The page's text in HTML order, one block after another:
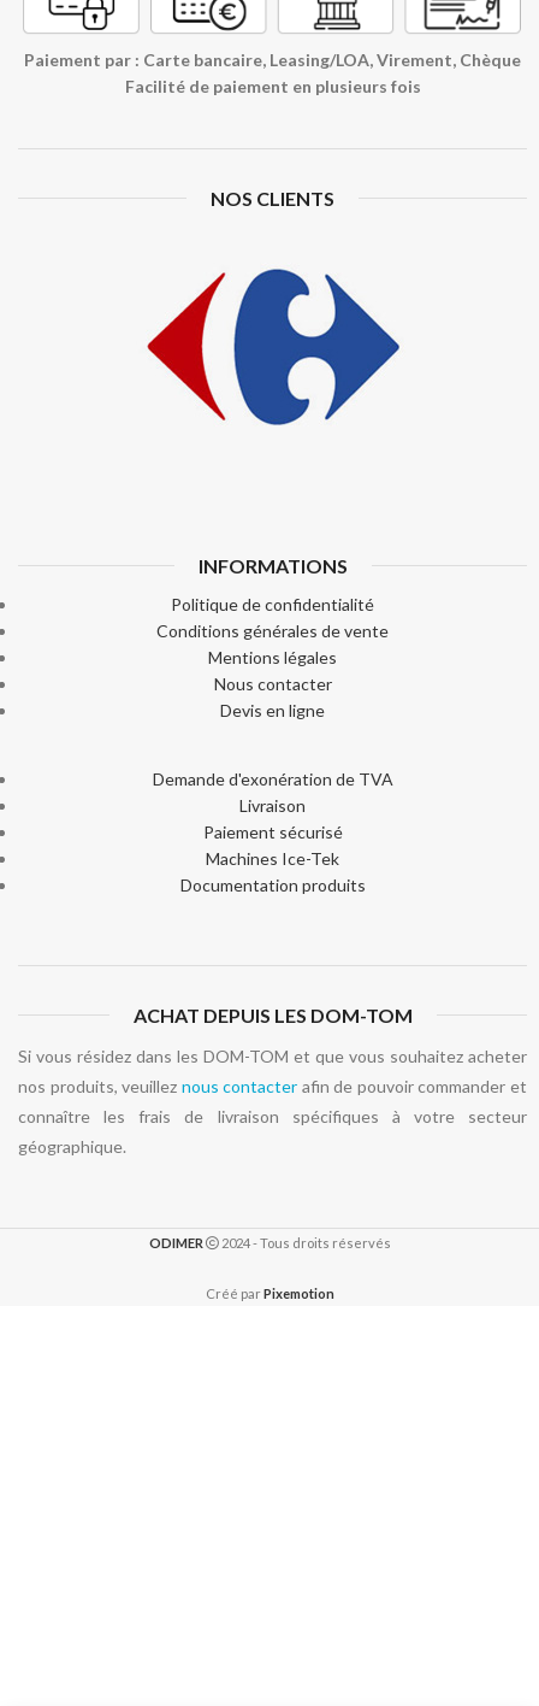
Paiement par : Carte bancaire, Leasing/LOA, Virement, Chèque
Facilité de paiement en plusieurs fois
NOS CLIENTS
INFORMATIONS
Politique de confidentialité
Conditions générales de vente
Mentions légales
Nous contacter
Devis en ligne
Demande d'exonération de TVA
Livraison
Paiement sécurisé
Machines Ice-Tek
Documentation produits
ACHAT DEPUIS LES DOM-TOM
Si vous résidez dans les DOM-TOM et que vous souhaitez acheter
nos produits, veuillez nous contacter afin de pouvoir commander et
connaître les frais de livraison spécifiques à votre secteur
géographique.
ODIMER 2024 - Tous droits réservés
Créé parPixemotion